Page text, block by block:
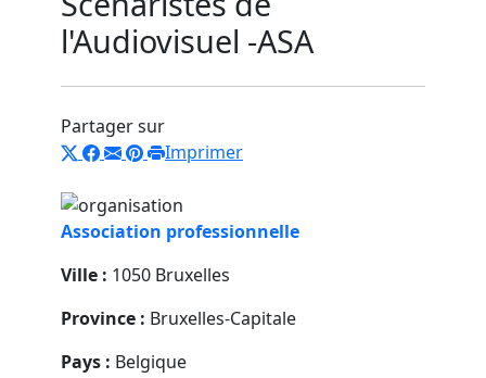
l'Audiovisuel -ASA
Partager sur
Imprimer
Association professionnelle
Ville : 1050 Bruxelles
Province : Bruxelles-Capitale
Pays : Belgique